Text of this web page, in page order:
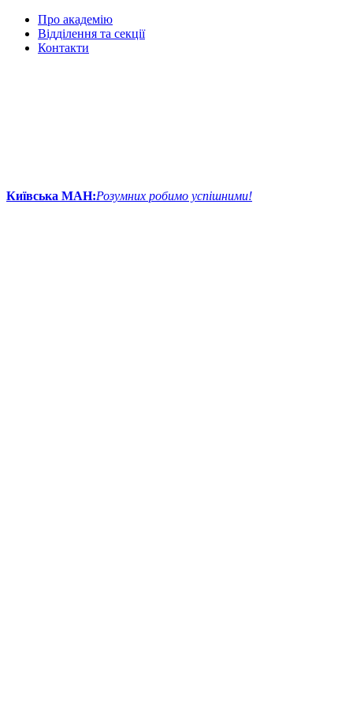
Про академію
Відділення та секції
Контакти
Київська МАН:Розумних робимо успішними!